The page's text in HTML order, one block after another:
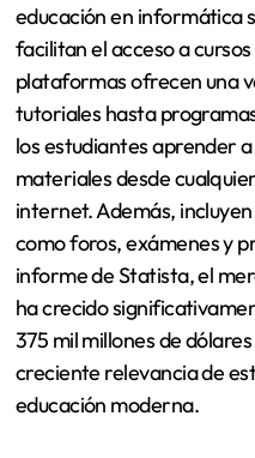
educación en informática
facilitan el acceso a
plataformas ofrecen una
tutoriales hasta
los estudiantes aprender
materiales desde
internet. Además,
como foros, exámenes y
informe de Statista, el
ha crecido
375 mil millones de
creciente relevancia de
educación moderna.